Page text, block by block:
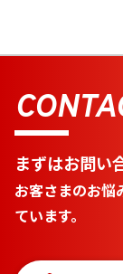
まずはお問い
お客さまのお悩
ています。